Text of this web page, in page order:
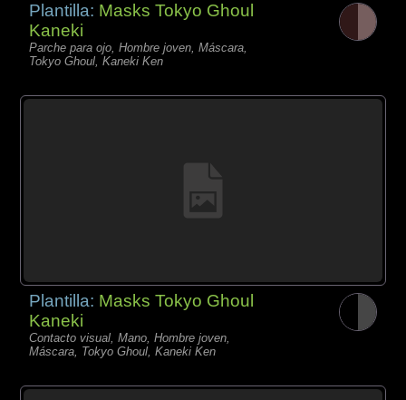
Plantilla: Masks Tokyo Ghoul
Kaneki
Parche para ojo, Hombre joven, Máscara,
Tokyo Ghoul, Kaneki Ken
Plantilla: Masks Tokyo Ghoul
Kaneki
Contacto visual, Mano, Hombre joven,
Máscara, Tokyo Ghoul, Kaneki Ken